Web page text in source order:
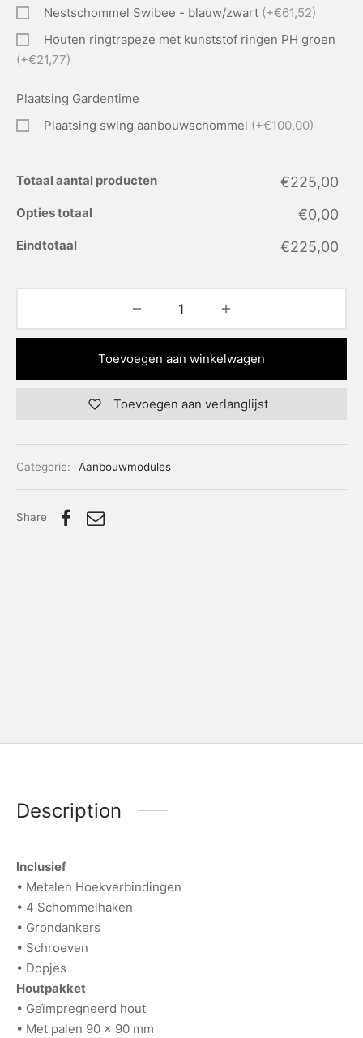
Nestschommel Swibee - blauw/zwart (+€61,52)
Houten ringtrapeze met kunststof ringen PH groen
(+€21,77)
Plaatsing Gardentime
Plaatsing swing aanbouwschommel (+€100,00)
Totaal aantal producten €225,00
Opties totaal €0,00
Eindtotaal €225,00
Toevoegen aan winkelwagen
Toevoegen aan verlanglijst
Categorie: Aanbouwmodules
Share
Description
Inclusief
• Metalen Hoekverbindingen
• 4 Schommelhaken
• Grondankers
• Schroeven
• Dopjes
Houtpakket
• Geïmpregneerd hout
• Met palen 90 x 90 mm